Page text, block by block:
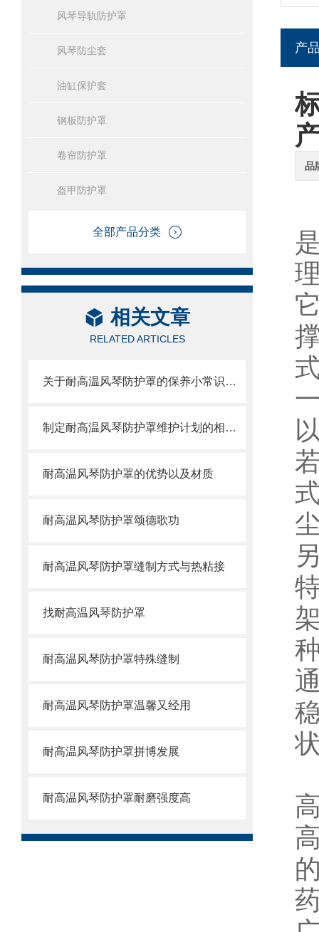
风琴导轨防护罩
风琴防尘套
油缸保护套
钢板防护罩
卷帘防护罩
盔甲防护罩
全部产品分类
相关文章
RELATED ARTICLES
关于耐高温风琴防护罩的保养小常识介绍
制定耐高温风琴防护罩维护计划的相关策略
耐高温风琴防护罩的优势以及材质
耐高温风琴防护罩颂德歌功
耐高温风琴防护罩缝制方式与热粘接
找耐高温风琴防护罩
耐高温风琴防护罩特殊缝制
耐高温风琴防护罩温馨又经用
耐高温风琴防护罩拼博发展
耐高温风琴防护罩耐磨强度高
产
品